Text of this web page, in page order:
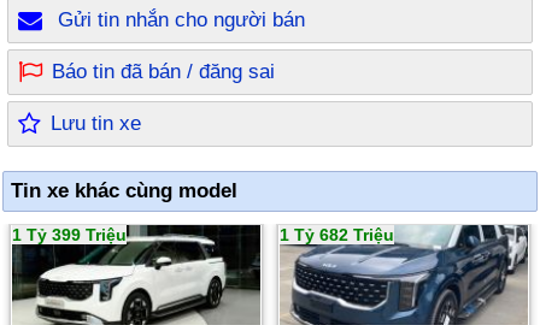
Gửi tin nhắn cho người bán
Báo tin đã bán / đăng sai
Lưu tin xe
Tin xe khác cùng model
1 Tỷ 399 Triệu 1 Tỷ 682 Triệu